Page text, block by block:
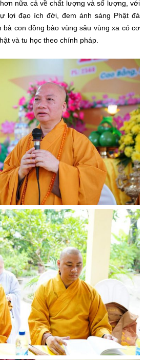
nữa cả về chất lượng và số lượng, với
lợi đạo ích đời, đem ánh sáng Phật đà
bà con đồng bào vùng sâu vùng xa có cơ
và tu học theo chính pháp.